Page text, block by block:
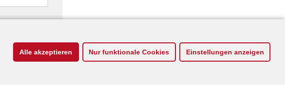
Alle akzeptieren Nur funktionale Cookies Einstellungen anzeigen